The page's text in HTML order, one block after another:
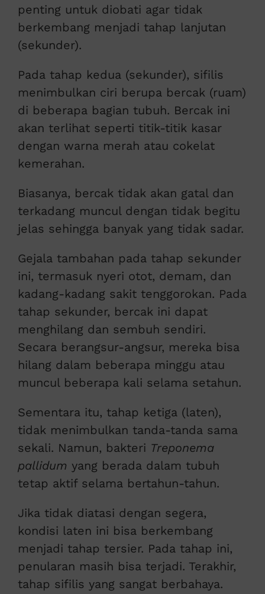
penting untuk diobati agar tidak
berkembang menjadi tahap lanjutan
(sekunder).
Pada tahap kedua (sekunder), sifilis
menimbulkan ciri berupa bercak (ruam)
di beberapa bagian tubuh. Bercak ini
akan terlihat seperti titik-titik kasar
dengan warna merah atau cokelat
kemerahan.
Biasanya, bercak tidak akan gatal dan
terkadang muncul dengan tidak begitu
jelas sehingga banyak yang tidak sadar.
Gejala tambahan pada tahap sekunder
ini, termasuk nyeri otot, demam, dan
kadang-kadang sakit tenggorokan. Pada
tahap sekunder, bercak ini dapat
menghilang dan sembuh sendiri.
Secara berangsur-angsur, mereka bisa
hilang dalam beberapa minggu atau
muncul beberapa kali selama setahun.
Sementara itu, tahap ketiga (laten),
tidak menimbulkan tanda-tanda sama
sekali. Namun, bakteri Treponema
pallidum yang berada dalam tubuh
tetap aktif selama bertahun-tahun.
Jika tidak diatasi dengan segera,
kondisi laten ini bisa berkembang
menjadi tahap tersier. Pada tahap ini,
penularan masih bisa terjadi. Terakhir,
tahap sifilis yang sangat berbahaya.